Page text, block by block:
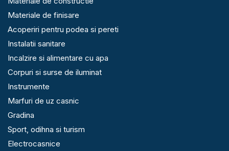
Materiale de finisare
Acoperiri pentru podea si pereti
Instalatii sanitare
Incalzire si alimentare cu apa
Corpuri si surse de iluminat
Instrumente
Marfuri de uz casnic
Gradina
Sport, odihna si turism
Electrocasnice